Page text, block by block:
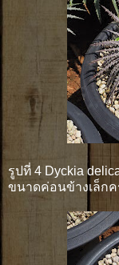
รูปที่ 4 Dyckia
ขนาดค่อนข้างเล็กค